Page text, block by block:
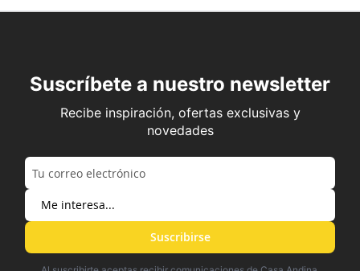
Suscríbete a nuestro newsletter
Recibe inspiración, ofertas exclusivas y
novedades
Suscribirse